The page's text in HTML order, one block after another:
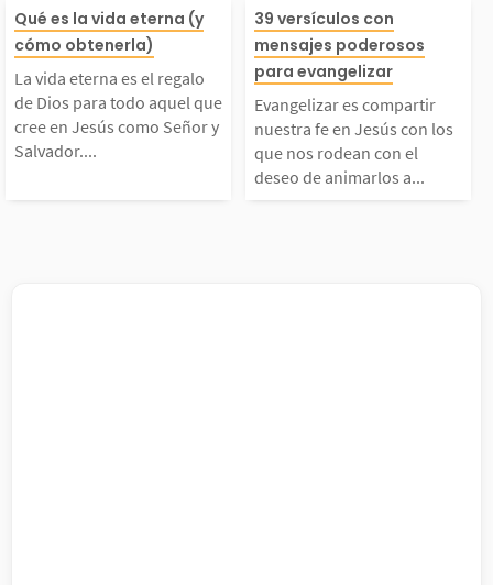
Al leer la Biblia
la razón p
la cual creemos en
Dios
erno, Creador
verso, es
é...
vida eterna es el re
de Dios para tod
aquel que cree en Je
como Señor y Salv
Qué es la vida eterna (y
cómo obtenerla)
La vida eterna es el regalo
de Dios para todo aquel que
cree en Jesús como Señor y
Salvador....
Evangelizar es
rtir nuestra fe
s con los que
an con el
39 versículos con
mensajes poderosos
para evangelizar
Evangelizar es compartir
nuestra fe en Jesús con los
que nos rodean con el
deseo de animarlos a...